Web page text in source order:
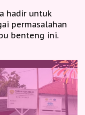
hadir untuk
permasalahan
benteng ini.